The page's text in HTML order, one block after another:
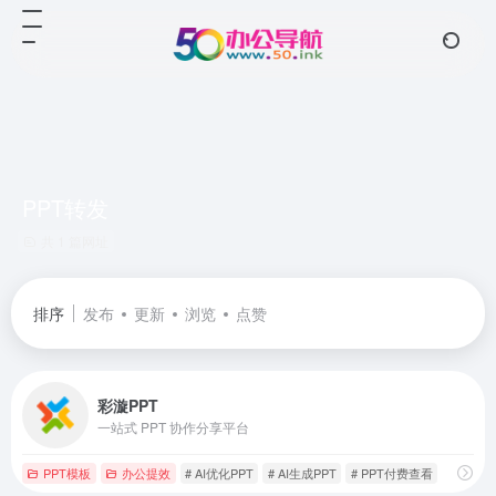
排序 发布 更新 浏览 点赞
彩漩PPT
一站式 PPT 协作分享平台
PPT模板 办公提效 # AI优化PPT # AI生成PPT # PPT付费查看